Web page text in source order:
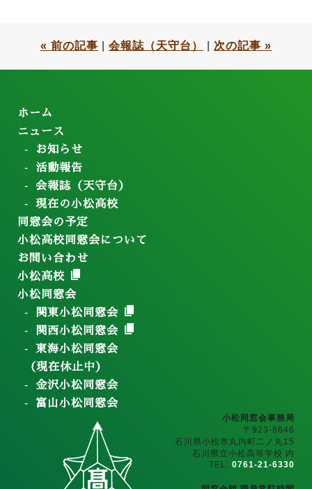
« 前の記事 会報誌（天守台） 次の記事 »
ホーム
ニュース
お知らせ
活動報告
会報誌（天守台）
現在の小松高校
同窓会の予定
小松高校同窓会について
お問い合わせ
小松高校
小松同窓会
関東小松同窓会
関西小松同窓会
東海小松同窓会
（現在休止中）
金沢小松同窓会
富山小松同窓会
小松同窓会事務局
〒923-8646
石川県小松市丸内町二ノ丸15
石川県立小松高等学校 内
TEL: 0761-21-6330